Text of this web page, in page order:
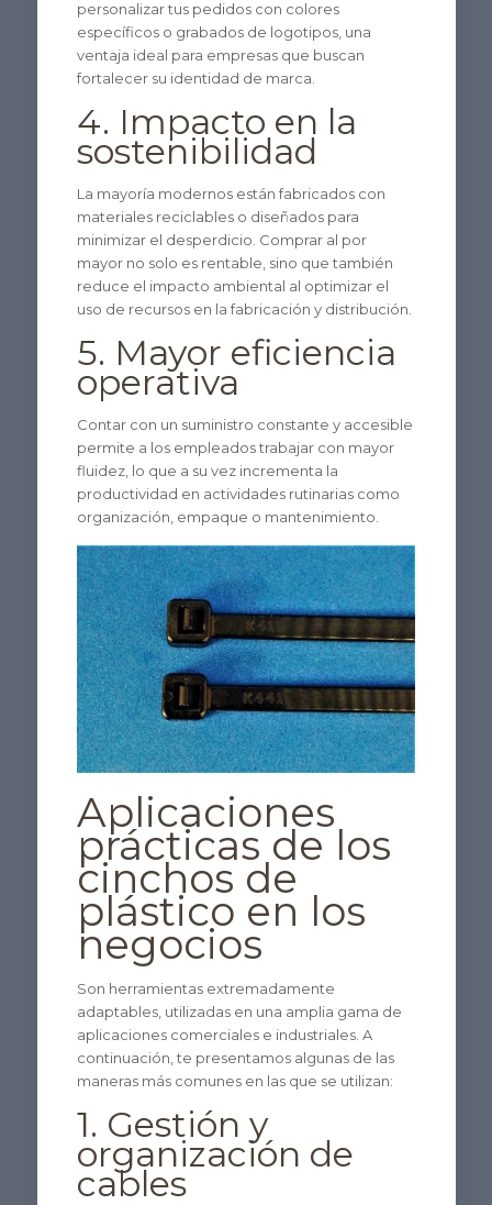
personalizar tus pedidos con colores
específicos o grabados de logotipos, una
ventaja ideal para empresas que buscan
fortalecer su identidad de marca.
4. Impacto en la
sostenibilidad
La mayoría modernos están fabricados con
materiales reciclables o diseñados para
minimizar el desperdicio. Comprar al por
mayor no solo es rentable, sino que también
reduce el impacto ambiental al optimizar el
uso de recursos en la fabricación y distribución.
5. Mayor eficiencia
operativa
Contar con un suministro constante y accesible
permite a los empleados trabajar con mayor
fluidez, lo que a su vez incrementa la
productividad en actividades rutinarias como
organización, empaque o mantenimiento.
Aplicaciones
prácticas de los
cinchos de
plástico en los
negocios
Son herramientas extremadamente
adaptables, utilizadas en una amplia gama de
aplicaciones comerciales e industriales. A
continuación, te presentamos algunas de las
maneras más comunes en las que se utilizan:
1. Gestión y
organización de
cables